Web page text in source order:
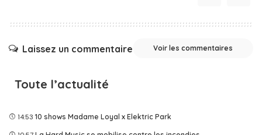
Laissez un commentaire Voir les commentaires
Toute l’actualité
14:53 10 shows Madame Loyal x Elektric Park